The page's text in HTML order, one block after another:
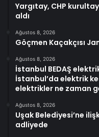
Yargıtay, CHP
aldı
Ağustos 8, 2026
Göçmen Kaçakçısı
Ağustos 8, 2026
İstanbul BEDAŞ
İstanbul’da elektrik
elektrikler ne zaman
Ağustos 8, 2026
Uşak Belediyesi’ne
adliyede